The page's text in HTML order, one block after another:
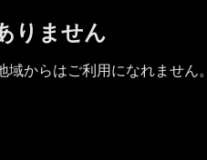
りません
からはご利用になれません。